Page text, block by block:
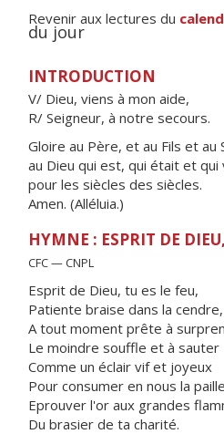
Revenir aux lectures du
du jour
INTRODUCTION
V/ Dieu, viens à mon aide,
R/ Seigneur, à notre secours.
Gloire au Père, et au Fils et au
au Dieu qui est, qui était et qui
pour les siècles des siècles.
Amen. (Alléluia.)
HYMNE : ESPRIT DE
CFC — CNPL
Esprit de Dieu, tu es le feu,
Patiente braise dans la cendre,
A tout moment prête à
Le moindre souffle et à sauter
Comme un éclair vif et joyeux
Pour consumer en nous la
Eprouver l'or aux grandes
Du brasier de ta charité.